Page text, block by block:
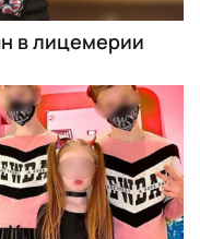
в лицемерии